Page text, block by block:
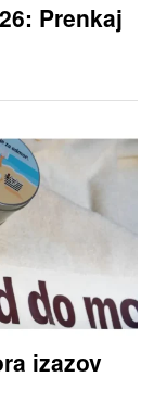
Prenkaj
izazov